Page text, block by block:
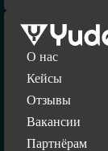
О нас
Кейсы
Отзывы
Вакансии
Партнёрам